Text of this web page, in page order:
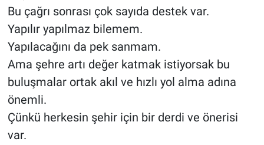
Bu çağrı sonrası çok sayıda destek var.
Yapılır yapılmaz bilemem.
Yapılacağını da pek sanmam.
Ama şehre artı değer katmak istiyorsak bu
buluşmalar ortak akıl ve hızlı yol alma adına
önemli.
Çünkü herkesin şehir için bir derdi ve önerisi
var.